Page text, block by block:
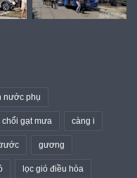
nước phụ
chổi gạt mưa càng i
gương
lọc gió điều hòa